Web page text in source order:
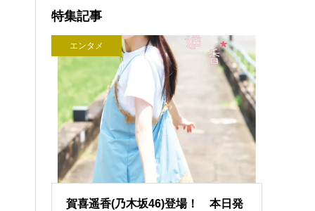
特集記事
エンタメ
賀喜遥香(乃木坂46)登場！ 本日発